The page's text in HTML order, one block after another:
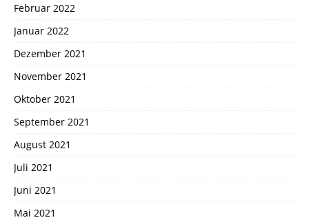
Februar 2022
Januar 2022
Dezember 2021
November 2021
Oktober 2021
September 2021
August 2021
Juli 2021
Juni 2021
Mai 2021